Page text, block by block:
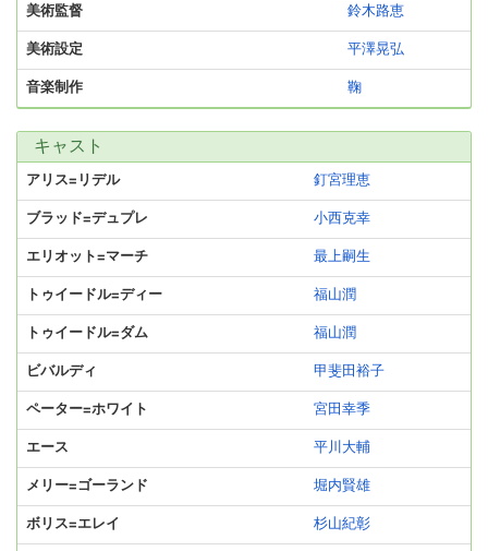
美術監督 鈴木路恵
美術設定 平澤晃弘
音楽制作 鞠
キャスト
アリス=リデル 釘宮理恵
ブラッド=デュプレ 小西克幸
エリオット=マーチ 最上嗣生
トゥイードル=ディー 福山潤
トゥイードル=ダム 福山潤
ビバルディ 甲斐田裕子
ペーター=ホワイト 宮田幸季
エース 平川大輔
メリー=ゴーランド 堀内賢雄
ボリス=エレイ 杉山紀彰